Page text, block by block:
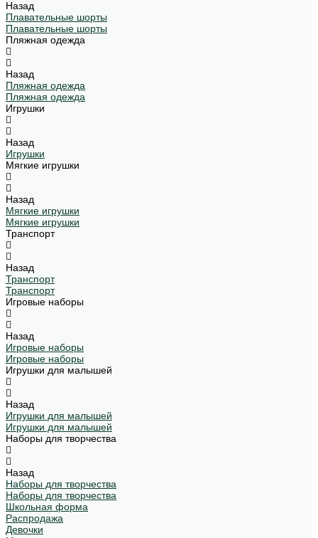
Назад
Плавательные шорты
Плавательные шорты
Пляжная одежда
Назад
Пляжная одежда
Пляжная одежда
Игрушки
Назад
Игрушки
Мягкие игрушки
Назад
Мягкие игрушки
Мягкие игрушки
Транспорт
Назад
Транспорт
Транспорт
Игровые наборы
Назад
Игровые наборы
Игровые наборы
Игрушки для малышей
Назад
Игрушки для малышей
Игрушки для малышей
Наборы для творчества
Назад
Наборы для творчества
Наборы для творчества
Школьная форма
Распродажа
Девочки